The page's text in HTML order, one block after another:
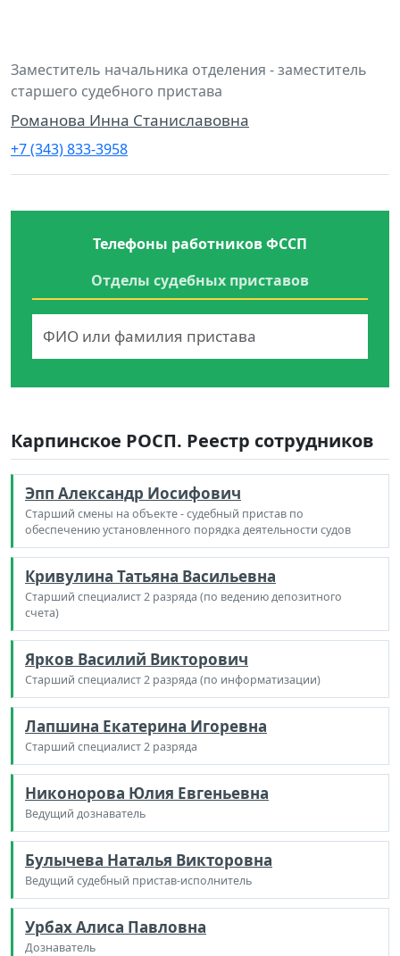
Заместитель начальника отделения - заместитель
старшего судебного пристава
Романова Инна Станиславовна
+7 (343) 833-3958
Телефоны работников ФССП
Отделы судебных приставов
Карпинское РОСП. Реестр сотрудников
Эпп Александр Иосифович
Старший смены на объекте - судебный пристав по
обеспечению установленного порядка деятельности судов
Кривулина Татьяна Васильевна
Старший специалист 2 разряда (по ведению депозитного
счета)
Ярков Василий Викторович
Старший специалист 2 разряда (по информатизации)
Лапшина Екатерина Игоревна
Старший специалист 2 разряда
Никонорова Юлия Евгеньевна
Ведущий дознаватель
Булычева Наталья Викторовна
Ведущий судебный пристав-исполнитель
Урбах Алиса Павловна
Дознаватель